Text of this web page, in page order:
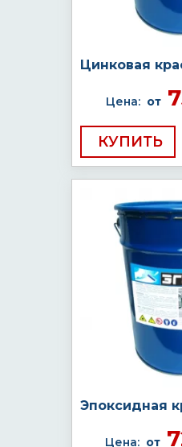
Цинковая
Цена: от
КУПИТЬ
Эпоксидная
Цена: от